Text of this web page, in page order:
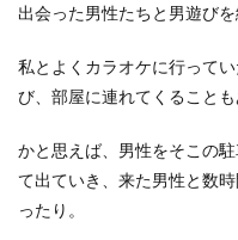
出会った男性たちと男遊びを
私とよくカラオケに行って
び、部屋に連れてくることも
かと思えば、男性をそこの
て出ていき、来た男性と数
ったり。